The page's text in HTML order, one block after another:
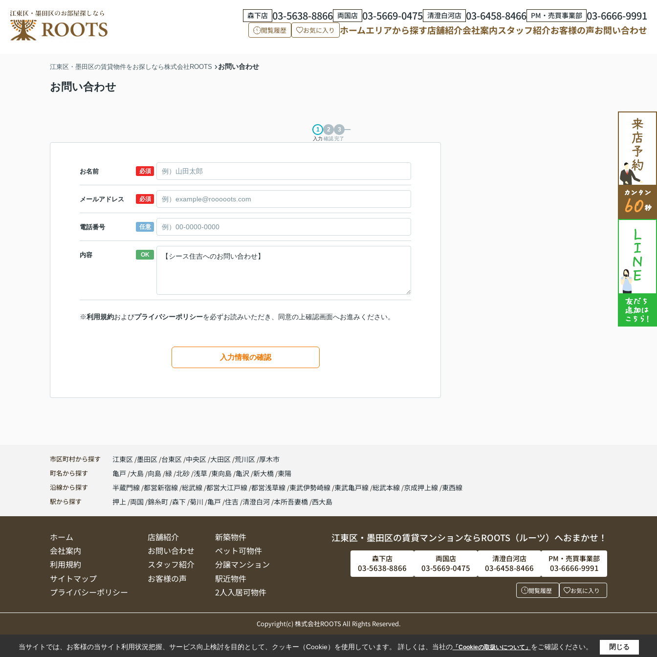
森下店 03-5638-8866 両国店 03-5669-0475 清澄白河店 03-6458-8466 PM・売買事業部 03-6666-9991
閲覧履歴 お気に入り ホームエリアから探す店舗紹介会社案内スタッフ紹介お客様の声お問い合わせ
江東区・墨田区の賃貸物件をお探しなら株式会社ROOTS お問い合わせ
お問い合わせ
入力 確認完了
お名前 必須
メールアドレス 必須
電話番号 任意
内容 OK
※利用規約およびプライバシーポリシーを必ずお読みいただき、同意の上確認画面へお進みください。
入力情報の確認
市区町村から探す 江東区 墨田区 台東区 中央区 大田区 荒川区 厚木市
町名から探す 亀戸 大島 向島 緑 北砂 浅草 東向島 亀沢 新大橋 東陽
沿線から探す 半蔵門線 都営新宿線 総武線 都営大江戸線 都営浅草線 東武伊勢崎線 東武亀戸線 総武本線 京成押上線 東西線
駅から探す 押上 両国 錦糸町 森下 菊川 亀戸 住吉 清澄白河 本所吾妻橋 西大島
ホーム 店舗紹介
新築物件
会社案内
お問い合わせ
ペット可物件
利用規約
スタッフ紹介
分譲マンション
サイトマップ
お客様の声
駅近物件
プライバシーポリシー
2人入居可物件
江東区・墨田区の賃貸マンションならROOTS（ルーツ）へおまかせ！
森下店
03-5638-8866
両国店
03-5669-0475
清澄白河店
03-6458-8466
PM・売買事業部
03-6666-9991
閲覧履歴 お気に入り
Copyright(c) 株式会社ROOTS All Rights Reserved.
当サイトでは、お客様の当サイト利用状況把握、サービス向上検討を目的として、クッキー（Cookie）を使用しています。 詳しくは、当社の「Cookieの取扱いについて」 をご確認ください。 閉じる